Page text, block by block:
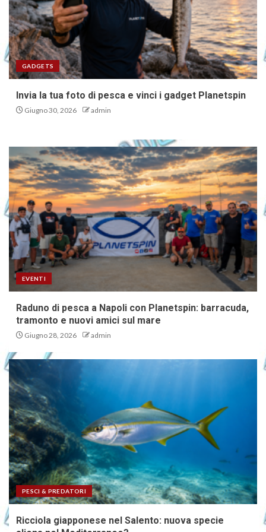
GADGETS
Invia la tua foto di pesca e vinci i gadget Planetspin
Giugno 30, 2026 admin
EVENTI
Raduno di pesca a Napoli con Planetspin: barracuda,
tramonto e nuovi amici sul mare
Giugno 28, 2026 admin
PESCI & PREDATORI
Ricciola giapponese nel Salento: nuova specie